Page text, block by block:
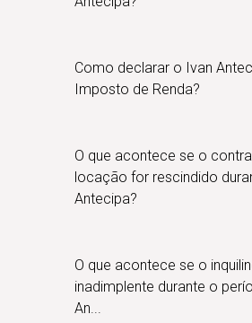
Como declarar o Ivan
Imposto de Renda?
O que acontece se o
locação for rescindido
Antecipa?
O que acontece se o
inadimplente durante o
An...